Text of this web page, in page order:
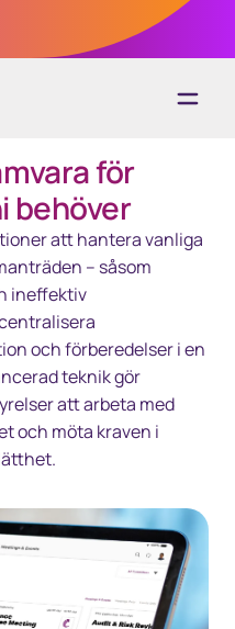
för
behöver
att hantera vanliga
– såsom
ineffektiv
och förberedelser i en
teknik gör
att arbeta med
och möta kraven i